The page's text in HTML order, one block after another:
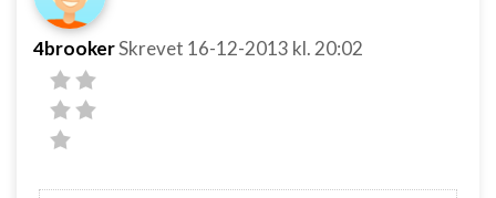
4brookerSkrevet 16-12-2013 kl. 20:02